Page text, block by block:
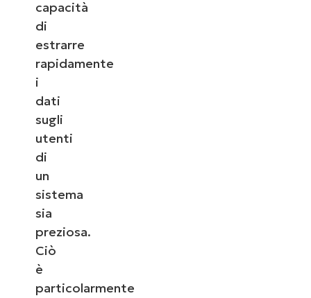
capacità
di
estrarre
rapidamente
i
dati
sugli
utenti
di
un
sistema
sia
preziosa.
Ciò
è
particolarmente